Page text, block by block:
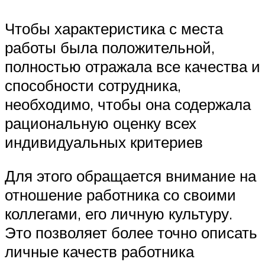
Чтобы характеристика с места
работы была положительной,
полностью отражала все качества и
способности сотрудника,
необходимо, чтобы она содержала
рациональную оценку всех
индивидуальных критериев
Для этого обращается внимание на
отношение работника со своими
коллегами, его личную культуру.
Это позволяет более точно описать
личные качеств работника